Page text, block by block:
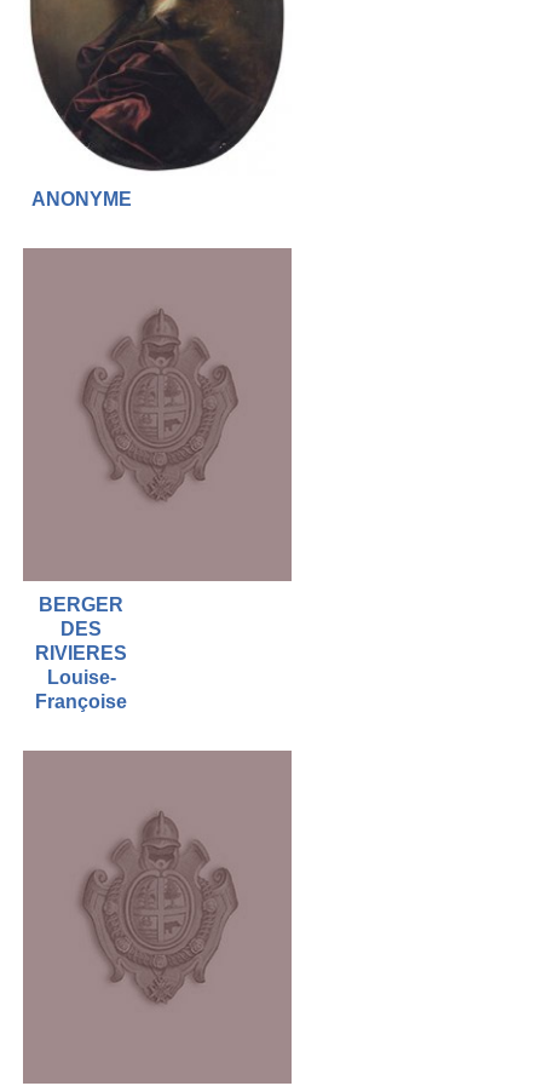
ANONYME
BERGER
DES
RIVIERES
Louise-
Françoise